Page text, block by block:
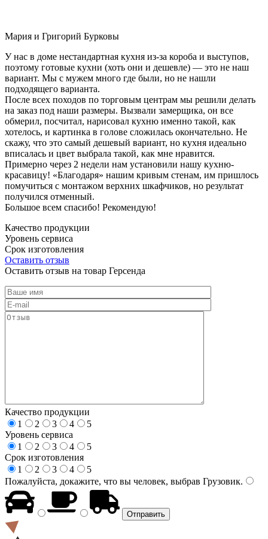
Мария и Григорий Бурковы
У нас в доме нестандартная кухня из-за короба и выступов,
поэтому готовые кухни (хоть они и дешевле) — это не наш
вариант. Мы с мужем много где были, но не нашли
подходящего варианта.
После всех походов по торговым центрам мы решили делать
на заказ под наши размеры. Вызвали замерщика, он все
обмерил, посчитал, нарисовал кухню именно такой, как
хотелось, и картинка в голове сложилась окончательно. Не
скажу, что это самый дешевый вариант, но кухня идеально
вписалась и цвет выбрала такой, как мне нравится.
Примерно через 2 недели нам установили нашу кухню-
красавицу! «Благодаря» нашим кривым стенам, им пришлось
помучиться с монтажом верхних шкафчиков, но результат
получился отменный.
Большое всем спасибо! Рекомендую!
Качество продукции
Уровень сервиса
Срок изготовления
Оставить отзыв
Оставить отзыв на товар Герсенда
Качество продукции
1
2 3 4
5
Уровень сервиса
1
2 3 4
5
Срок изготовления
1
2 3 4
5
Пожалуйста, докажите, что вы человек, выбрав Грузовик.